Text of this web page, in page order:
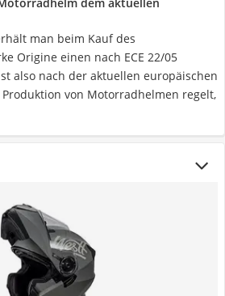
man beim Kauf des
Origine einen nach ECE 22/05
also nach der aktuellen europäischen
von Motorradhelmen regelt,